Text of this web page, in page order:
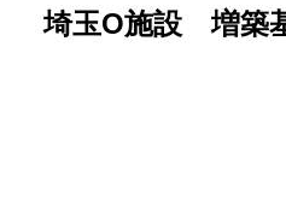
埼玉O施設 増築